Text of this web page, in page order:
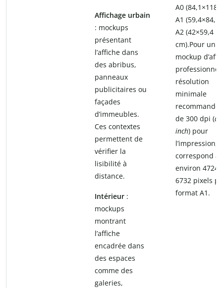
Affichage urbain
: mockups
présentant
l’affiche dans
des abribus,
panneaux
publicitaires ou
façades
d’immeubles.
Ces contextes
permettent de
vérifier la
lisibilité à
distance.
Intérieur :
mockups
montrant
l’affiche
encadrée dans
des espaces
comme des
galeries,
A0
A1 (59,4×84,1
A2 (42×59,4
cm).Pour un
mockup
résolution
minimale
de 300 dpi (
inch) pour
l’impression,
correspond à
environ 4724
6732 pixels
format A1.